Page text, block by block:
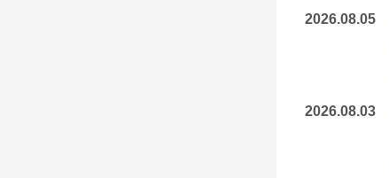
2026.08.05
2026.08.03